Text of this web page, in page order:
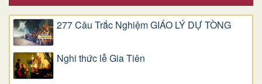
277 Câu Trắc Nghiệm GIÁO LÝ DỰ TÒNG
Nghi thức lễ Gia Tiên